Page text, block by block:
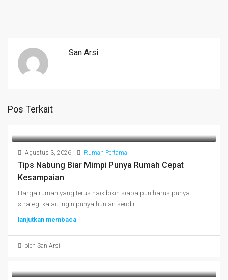
San Arsi
Pos Terkait
Agustus 3, 2026 Rumah Pertama
Tips Nabung Biar Mimpi Punya Rumah Cepat
Kesampaian
Harga rumah yang terus naik bikin siapa pun harus punya
strategi kalau ingin punya hunian sendiri....
lanjutkan membaca
oleh San Arsi